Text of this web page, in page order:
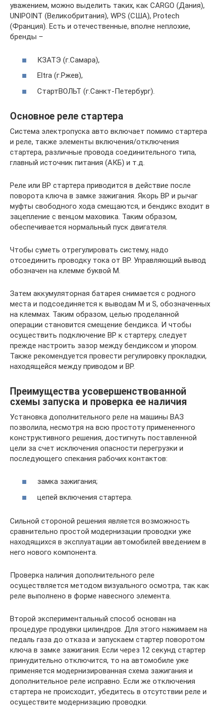
уважением, можно выделить таких, как CARGO (Дания),
UNIPOINT (Великобритания), WPS (США), Protech
(Франция). Есть и отечественные, вполне неплохие,
бренды –
КЗАТЭ (г.Самара),
Eltra (г.Ржев),
СтартВОЛЬТ (г.Санкт-Петербург).
Основное реле стартера
Система электропуска авто включает помимо стартера
и реле, также элементы включения/отключения
стартера, различные провода соединительного типа,
главный источник питания (АКБ) и т.д.
Реле или ВР стартера приводится в действие после
поворота ключа в замке зажигания. Якорь ВР и рычаг
муфты свободного хода смещаются, и бендикс входит в
зацепление с венцом маховика. Таким образом,
обеспечивается нормальный пуск двигателя.
Чтобы суметь отрегулировать систему, надо
отсоединить проводку тока от ВР. Управляющий вывод
обозначен на клемме буквой М.
Затем аккумуляторная батарея снимается с родного
места и подсоединяется к выводам М и S, обозначенных
на клеммах. Таким образом, целью проделанной
операции становится смещение бендикса. И чтобы
осуществить подключение ВР к стартеру, следует
прежде настроить зазор между бендиксом и упором.
Также рекомендуется провести регулировку прокладки,
находящейся между приводом и ВР.
Преимущества усовершенствованной
схемы запуска и проверка ее наличия
Установка дополнительного реле на машины ВАЗ
позволила, несмотря на всю простоту примененного
конструктивного решения, достигнуть поставленной
цели за счет исключения опасности перегрузки и
последующего спекания рабочих контактов:
замка зажигания;
цепей включения стартера.
Сильной стороной решения является возможность
сравнительно простой модернизации проводки уже
находящихся в эксплуатации автомобилей введением в
него нового компонента.
Проверка наличия дополнительного реле
осуществляется методом визуального осмотра, так как
реле выполнено в форме навесного элемента.
Второй экспериментальный способ основан на
процедуре продувки цилиндров. Для этого нажимаем на
педаль газа до отказа и запускаем стартер поворотом
ключа в замке зажигания. Если через 12 секунд стартер
принудительно отключится, то на автомобиле уже
применяется модернизированная схема зажигания и
дополнительное реле исправно. Если же отключения
стартера не происходит, убедитесь в отсутствии реле и
осуществите модернизацию проводки.